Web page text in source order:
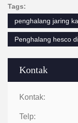
Kontak
Kontak:
Telp:
Tags:
penghalang jaring
Penghalang hesco